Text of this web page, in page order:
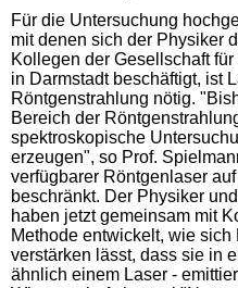
Für die Untersuchung
mit denen sich der Physiker
Kollegen der Gesellschaft
in Darmstadt beschäftigt, ist
Röntgenstrahlung nötig.
Bereich der
spektroskopische
erzeugen", so Prof.
verfügbarer Röntgenlaser
beschränkt. Der Physiker
haben jetzt gemeinsam mit
Methode entwickelt, wie
verstärken lässt, dass sie in
ähnlich einem Laser -